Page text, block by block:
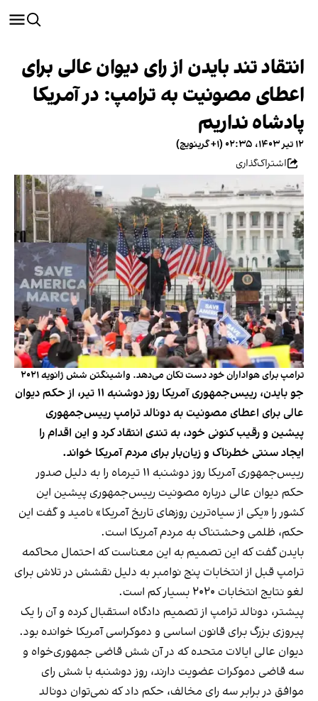
انتقاد تند بایدن از رای دیوان عالی برای
اعطای مصونیت به ترامپ: در آمریکا
پادشاه نداریم
۱۲ تیر ۱۴۰۳، ۰۲:۳۵ (‎+۱ گرینویچ)
اشتراک‌گذاری
ترامپ برای هواداران خود دست تکان می‌دهد. واشینگتن شش ژانویه ۲۰۲۱
جو بایدن، رییس‌جمهوری آمریکا روز دوشنبه ۱۱ تیر، از حکم دیوان
عالی برای اعطای مصونیت به دونالد ترامپ رییس‌جمهوری
پیشین و رقیب کنونی خود، به‌ تندی انتقاد کرد و این اقدام را
ایجاد سنتی خطرناک و زیان‌بار برای مردم آمریکا خواند.
رییس‌جمهوری آمریکا روز دوشنبه ۱۱ تیرماه را به دلیل صدور
حکم دیوان عالی درباره مصونیت رییس‌جمهوری پیشین این
کشور را «یکی از سیاه‌ترین روزهای تاریخ آمریکا» نامید و گفت این
حکم، ظلمی وحشتناک به مردم آمریکا است.
بایدن گفت که این تصمیم به این معناست که احتمال محاکمه
ترامپ قبل از انتخابات پنج نوامبر به دلیل نقشش در تلاش برای
لغو نتایج انتخابات ۲۰۲۰ بسیار کم است.
پیشتر، دونالد ترامپ از تصمیم دادگاه استقبال کرده و آن را یک
پیروزی بزرگ برای قانون اساسی و دموکراسی آمریکا خوانده بود.
دیوان عالی ایالات متحده که در آن شش قاضی جمهوری‌خواه و
سه قاضی دموکرات عضویت دارند، روز دوشنبه با شش رای
موافق در برابر سه رای مخالف، حکم داد که نمی‌توان دونالد